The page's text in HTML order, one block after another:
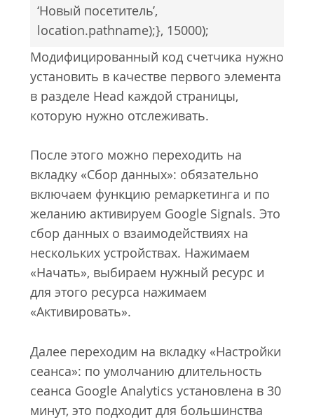
‘Новый посетитель’,
location.pathname);}, 15000);
Модифицированный код счетчика нужно
установить в качестве первого элемента
в разделе Head каждой страницы,
которую нужно отслеживать.
После этого можно переходить на
вкладку «Сбор данных»: обязательно
включаем функцию ремаркетинга и по
желанию активируем Google Signals. Это
сбор данных о взаимодействиях на
нескольких устройствах. Нажимаем
«Начать», выбираем нужный ресурс и
для этого ресурса нажимаем
«Активировать».
Далее переходим на вкладку «Настройки
сеанса»: по умолчанию длительность
сеанса Google Analytics установлена в 30
минут, это подходит для большинства